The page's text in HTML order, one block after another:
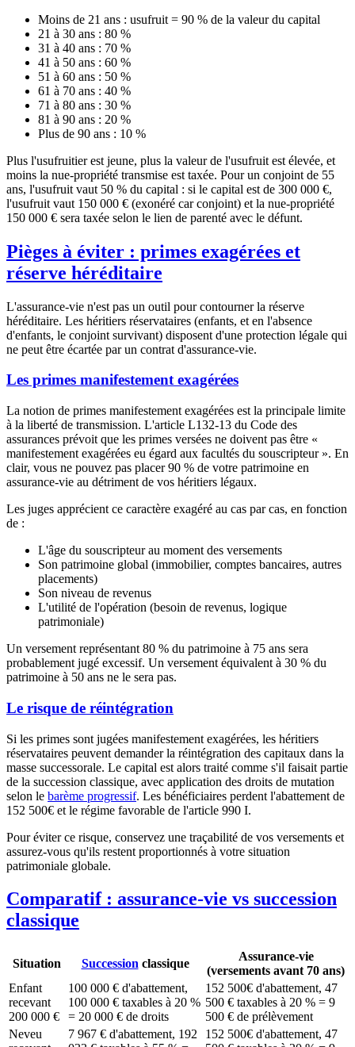
Moins de 21 ans : usufruit = 90 % de la valeur du capital
21 à 30 ans : 80 %
31 à 40 ans : 70 %
41 à 50 ans : 60 %
51 à 60 ans : 50 %
61 à 70 ans : 40 %
71 à 80 ans : 30 %
81 à 90 ans : 20 %
Plus de 90 ans : 10 %
Plus l'usufruitier est jeune, plus la valeur de l'usufruit est élevée, et
moins la nue-propriété transmise est taxée. Pour un conjoint de 55
ans, l'usufruit vaut 50 % du capital : si le capital est de 300 000 €,
l'usufruit vaut 150 000 € (exonéré car conjoint) et la nue-propriété
150 000 € sera taxée selon le lien de parenté avec le défunt.
Pièges à éviter : primes exagérées et
réserve héréditaire
L'assurance-vie n'est pas un outil pour contourner la réserve
héréditaire. Les héritiers réservataires (enfants, et en l'absence
d'enfants, le conjoint survivant) disposent d'une protection légale qui
ne peut être écartée par un contrat d'assurance-vie.
Les primes manifestement exagérées
La notion de primes manifestement exagérées est la principale limite
à la liberté de transmission. L'article L132-13 du Code des
assurances prévoit que les primes versées ne doivent pas être «
manifestement exagérées eu égard aux facultés du souscripteur ». En
clair, vous ne pouvez pas placer 90 % de votre patrimoine en
assurance-vie au détriment de vos héritiers légaux.
Les juges apprécient ce caractère exagéré au cas par cas, en fonction
de :
L'âge du souscripteur au moment des versements
Son patrimoine global (immobilier, comptes bancaires, autres
placements)
Son niveau de revenus
L'utilité de l'opération (besoin de revenus, logique
patrimoniale)
Un versement représentant 80 % du patrimoine à 75 ans sera
probablement jugé excessif. Un versement équivalent à 30 % du
patrimoine à 50 ans ne le sera pas.
Le risque de réintégration
Si les primes sont jugées manifestement exagérées, les héritiers
réservataires peuvent demander la réintégration des capitaux dans la
masse successorale. Le capital est alors traité comme s'il faisait partie
de la succession classique, avec application des droits de mutation
selon le barème progressif. Les bénéficiaires perdent l'abattement de
152 500€ et le régime favorable de l'article 990 I.
Pour éviter ce risque, conservez une traçabilité de vos versements et
assurez-vous qu'ils restent proportionnés à votre situation
patrimoniale globale.
Comparatif : assurance-vie vs succession
classique
Situation Succession classique
Assurance-vie
(versements avant 70 ans)
Enfant
recevant
200 000 €
100 000 € d'abattement,
100 000 € taxables à 20 %
= 20 000 € de droits
152 500€ d'abattement, 47
500 € taxables à 20 % = 9
500 € de prélèvement
Neveu
7 967 € d'abattement, 192
152 500€ d'abattement, 47